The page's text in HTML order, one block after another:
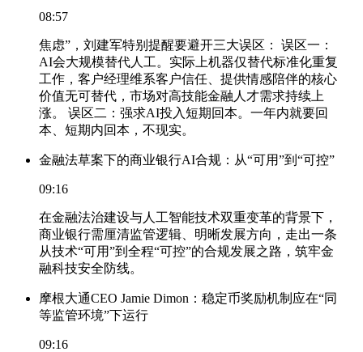
08:57
焦虑”，刘建军特别提醒要避开三大误区： 误区一：
AI会大规模替代人工。实际上机器仅替代标准化重复
工作，客户经理维系客户信任、提供情感陪伴的核心
价值无可替代，市场对高技能金融人才需求持续上
涨。 误区二：强求AI投入短期回本。一年内就要回
本、短期内回本，不现实。
金融法草案下的商业银行AI合规：从“可用”到“可控”
09:16
在金融法治建设与人工智能技术双重变革的背景下，
商业银行需厘清监管逻辑、明晰发展方向，走出一条
从技术“可用”到全程“可控”的合规发展之路，筑牢金
融科技安全防线。
摩根大通CEO Jamie Dimon：稳定币奖励机制应在“同
等监管环境”下运行
09:16